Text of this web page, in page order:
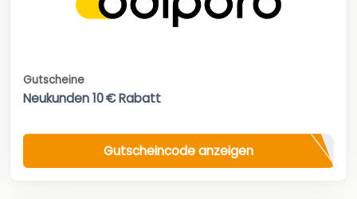
Gutscheine
Neukunden 10 € Rabatt
Gutscheincode anzeigen